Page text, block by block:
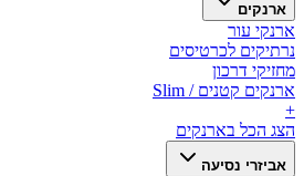
ארנקים
ארנקי עור
נרתיקים לכרטיסים
מחזיקי דרכון
ארנקים קטנים / Slim
+
הצג הכל בארנקים
אביזרי נסיעה